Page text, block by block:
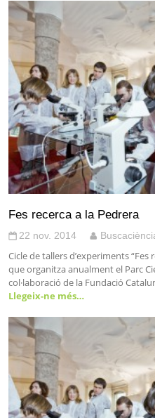
Fes recerca a la Pedrera
22 nov. 2014
Cicle de tallers d’experiments
que organitza anualment el Parc
col·laboració de la Fundació
Llegeix-ne més…